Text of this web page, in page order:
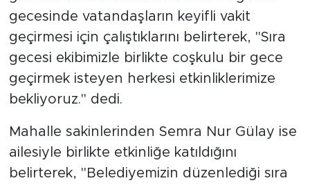
gecesinde vatandaşların keyifli vakit
geçirmesi için çalıştıklarını belirterek, "Sıra
gecesi ekibimizle birlikte coşkulu bir gece
geçirmek isteyen herkesi etkinliklerimize
bekliyoruz." dedi.
Mahalle sakinlerinden Semra Nur Gülay ise
ailesiyle birlikte etkinliğe katıldığını
belirterek, "Belediyemizin düzenlediği sıra